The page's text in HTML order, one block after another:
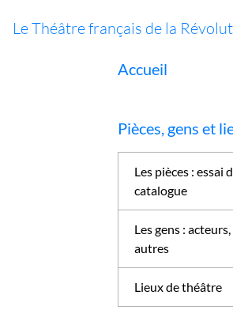
Le Théâtre français de la
Accueil
Pièces, gens et
Les pièces : essai
catalogue
Les gens :
autres
Lieux de théâtre